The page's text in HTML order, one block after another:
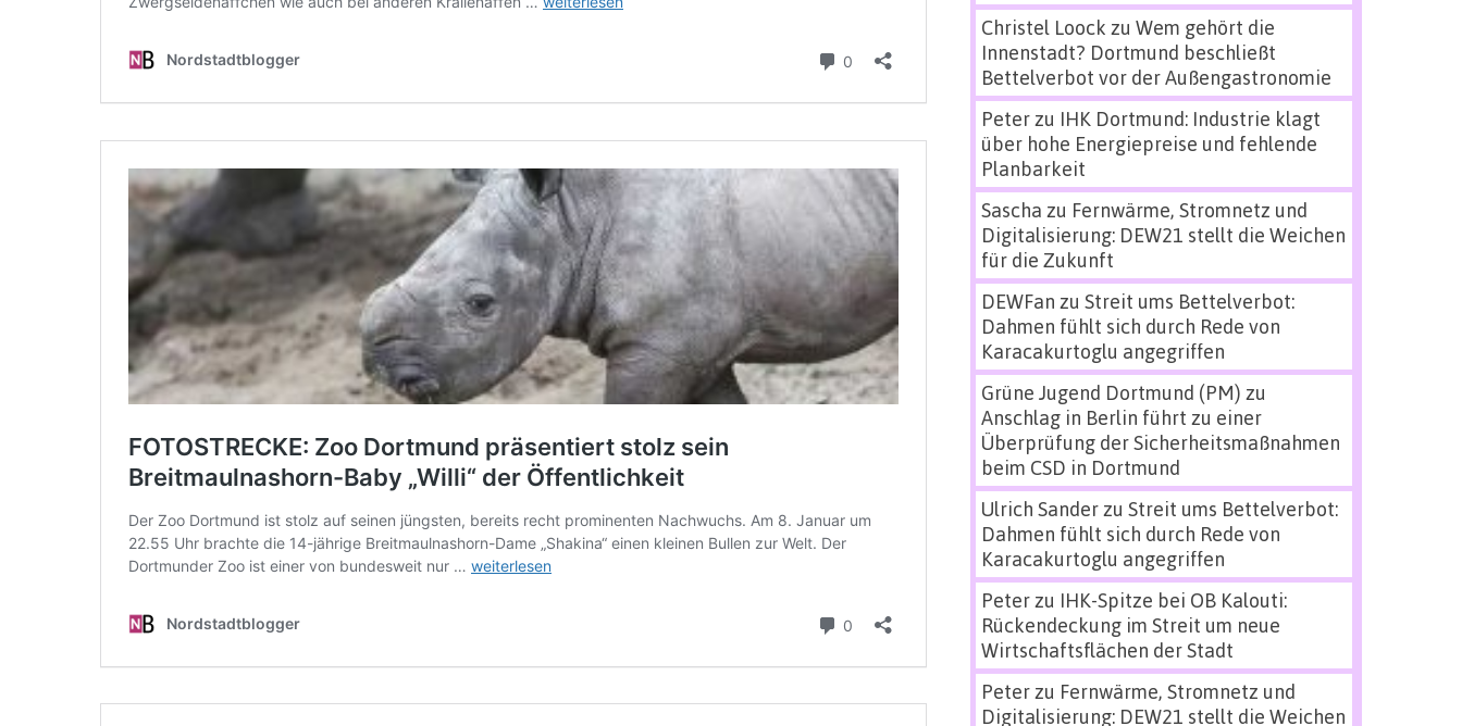
Christel Loock zu Wem gehört die
Innenstadt? Dortmund beschließt
Bettelverbot vor der Außengastronomie
Peterzu IHK Dortmund: Industrie klagt
über hohe Energiepreise und fehlende
Planbarkeit
Sascha zu Fernwärme, Stromnetz und
Digitalisierung: DEW21 stellt die Weichen
für die Zukunft
DEWFan zu Streit ums Bettelverbot:
Dahmen fühlt sich durch Rede von
Karacakurtoglu angegriffen
Grüne Jugend Dortmund (PM) zu
Anschlag in Berlin führt zu einer
Überprüfung der Sicherheitsmaßnahmen
beim CSD in Dortmund
Ulrich Sanderzu Streit ums Bettelverbot:
Dahmen fühlt sich durch Rede von
Karacakurtoglu angegriffen
Peterzu IHK-Spitze bei OB Kalouti:
Rückendeckung im Streit um neue
Wirtschaftsflächen der Stadt
Peterzu Fernwärme, Stromnetz und
Digitalisierung: DEW21 stellt die Weichen